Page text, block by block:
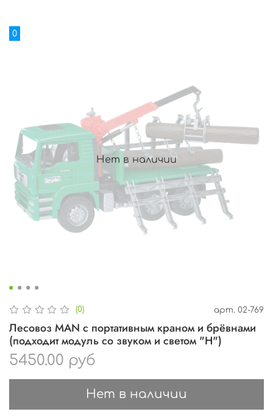
Нет в наличии
0
(0) арт. 02-769
Лесовоз MAN с портативным краном и брёвнами
(подходит модуль со звуком и светом "H")
5450.00 руб
Нет в наличии